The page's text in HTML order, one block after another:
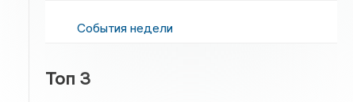
События недели
Топ 3